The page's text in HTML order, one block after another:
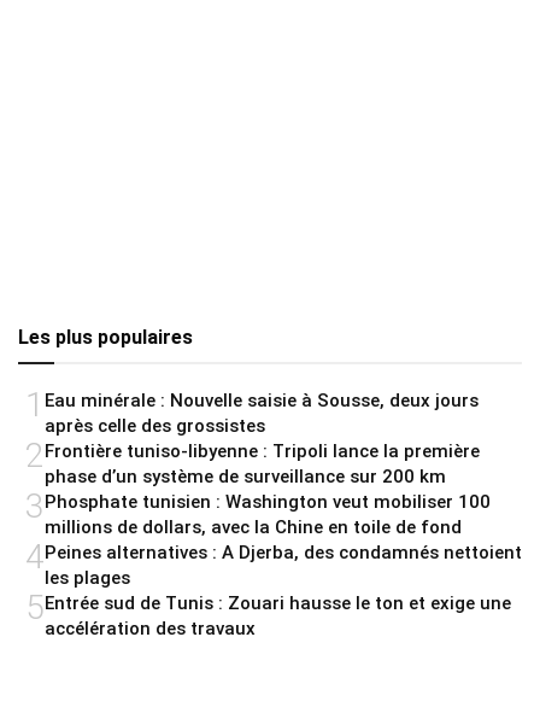
Les plus populaires
1 Eau minérale : Nouvelle saisie à Sousse, deux jours
après celle des grossistes
2Frontière tuniso-libyenne : Tripoli lance la première
phase d’un système de surveillance sur 200 km
3Phosphate tunisien : Washington veut mobiliser 100
millions de dollars, avec la Chine en toile de fond
4Peines alternatives : A Djerba, des condamnés nettoient
les plages
5Entrée sud de Tunis : Zouari hausse le ton et exige une
accélération des travaux